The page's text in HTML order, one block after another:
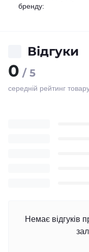
бренду:
Відгуки
0 / 5
середній рейтинг
Немає відгуків